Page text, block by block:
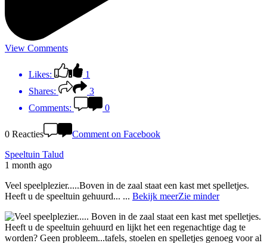
View Comments
Likes:
1
Shares:
3
Comments:
0
0 Reacties
Comment on Facebook
Speeltuin Talud
1 month ago
Veel speelplezier.....Boven in de zaal staat een kast met spelletjes.
Heeft u de speeltuin gehuurd... ... Bekijk meerZie minder